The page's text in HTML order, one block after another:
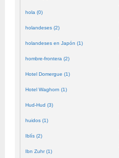
hola (0)
holandeses (2)
holandeses en Japón (1)
hombre-frontera (2)
Hotel Domergue (1)
Hotel Waghorn (1)
Hud-Hud (3)
huidos (1)
Iblís (2)
Ibn Zuhr (1)